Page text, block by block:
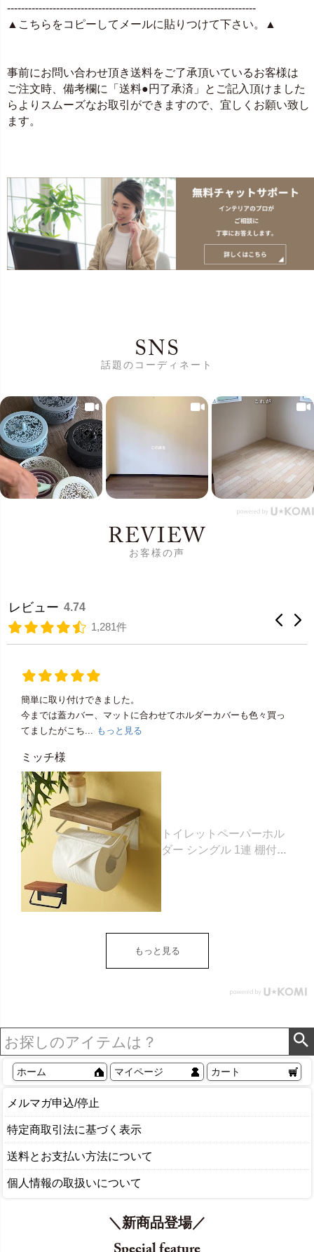
-----------------------------------------------------------------------
▲こちらをコピーしてメールに貼りつけて下さい。▲
事前にお問い合わせ頂き送料をご了承頂いているお客様は
ご注文時、備考欄に「送料●円了承済」とご記入頂けました
らよりスムーズなお取引ができますので、宜しくお願い致し
ます。
SNS
話題のコーディネート
REVIEW
お客様の声
レビュー 4.74
1,281件
簡単に取り付けできました。
今までは蓋カバー、マットに合わせてホルダーカバーも色々買っ
てましたがこち... もっと見る
ミッチ様
トイレットペーパーホル
ダー シングル 1連 棚付き
ダー 収納 DIY アンティー
ク ヴィンテージ ナチュラ
リア アジアン [84302] ホ
もっと見る
ホーム マイページ カート
メルマガ申込/停止
特定商取引法に基づく表示
送料とお支払い方法について
個人情報の取扱いについて
＼新商品登場／